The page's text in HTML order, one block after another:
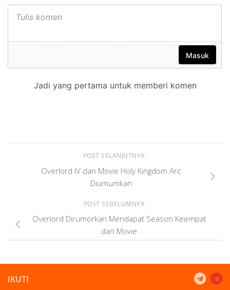
POST SELANJUTNYA
Overlord IV dan Movie Holy Kingdom Arc
Diumumkan
POST SEBELUMNYA
Overlord Dirumorkan Mendapat Season Keempat
dan Movie
IKUTI